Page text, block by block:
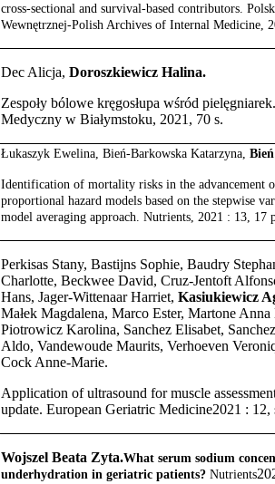
cross-sectional and survival-based contributors.
Wewnętrznej-Polish Archives of Internal Medicine,
Dec Alicja, Doroszkiewicz Halina.
Zespoły bólowe kręgosłupa wśród
Medyczny w Białymstoku, 2021, 70 s.
Łukaszyk Ewelina, Bień-Barkowska Katarzyna,
Identification of mortality risks in the advancement
proportional hazard models based on the stepwise
model averaging approach. Nutrients, 2021 : 13,
Perkisas Stany, Bastijns Sophie, Baudry
Charlotte, Beckwee David, Cruz-Jentoft
Hans, Jager-Wittenaar Harriet, Kasiukiewicz
Małek Magdalena, Marco Ester, Martone
Piotrowicz Karolina, Sanchez Elisabet,
Aldo, Vandewoude Maurits, Verhoeven
Cock Anne-Marie.
Application of ultrasound for muscle
update. European Geriatric Medicine2021 :
Wojszel Beata Zyta.What serum sodium
underhydration in geriatric patients? Nutrients